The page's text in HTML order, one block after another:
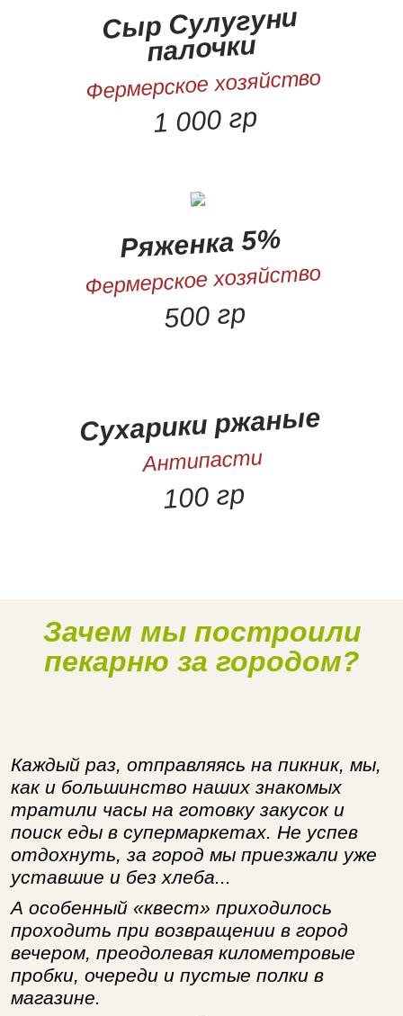
Сыр Сулугуни
палочки
Фермерское хозяйство
1 000 гр
Ряженка 5%
Фермерское хозяйство
500 гр
Сухарики ржаные
Антипасти
100 гр
Наше производство
Зачем мы построили
пекарню за городом?
Каждый раз, отправляясь на пикник, мы,
как и большинство наших знакомых
тратили часы на готовку закусок и
поиск еды в супермаркетах. Не успев
отдохнуть, за город мы приезжали уже
уставшие и без хлеба...
А особенный «квест» приходилось
проходить при возвращении в город
вечером, преодолевая километровые
пробки, очереди и пустые полки в
магазине.